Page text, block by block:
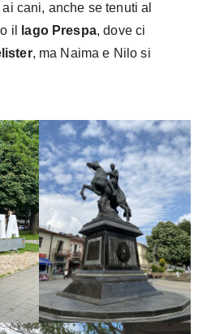
cani, anche se tenuti al
il
lago Prespa, dove ci
, ma Naima e Nilo si